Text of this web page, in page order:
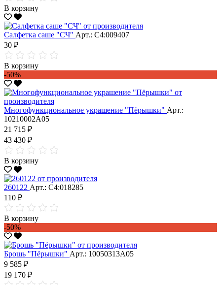
В корзину
Салфетка саше "CЧ" Арт.: С4:009407
30 ₽
В корзину
-50%
Многофункциональное украшение "Пёрышки" Арт.:
10210002А05
21 715 ₽
43 430 ₽
В корзину
260122 Арт.: С4:018285
110 ₽
В корзину
-50%
Брошь "Пёрышки" Арт.: 10050313А05
9 585 ₽
19 170 ₽